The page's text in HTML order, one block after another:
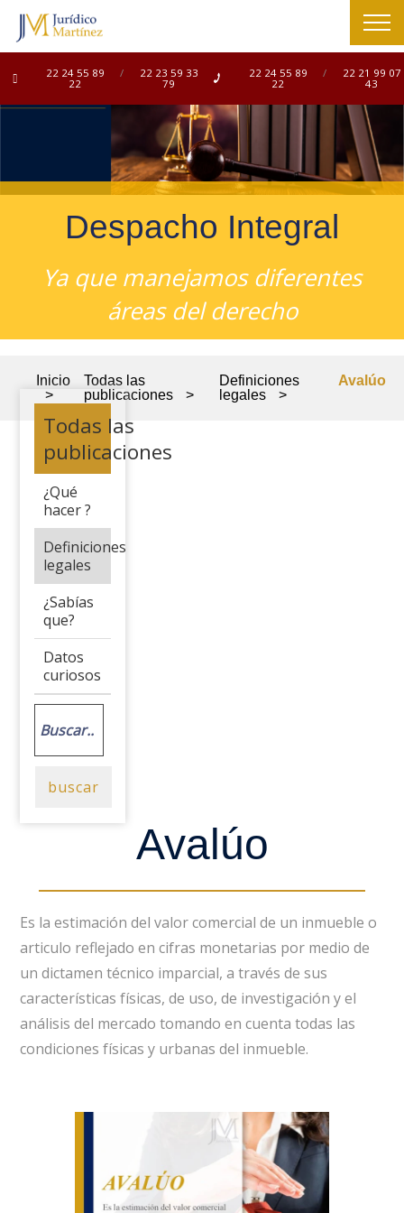
22 24 55 89
22
/
22 23 59 33
79
22 24 55 89
22
/
22 21 99 07
43
Despacho Integral
Ya que manejamos diferentes
áreas del derecho
Inicio
>
Todas las
publicaciones
>
Definiciones
legales
>
Avalúo
Todas las
publicaciones
¿Qué
hacer ?
Definiciones
legales
¿Sabías
que?
Datos
curiosos
buscar
Avalúo
Es la estimación del valor comercial de un inmueble o
articulo reflejado en cifras monetarias por medio de
un dictamen técnico imparcial, a través de sus
características físicas, de uso, de investigación y el
análisis del mercado tomando en cuenta todas las
condiciones físicas y urbanas del inmueble.